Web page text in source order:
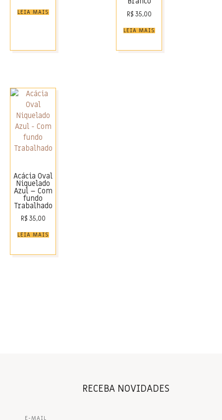
LEIA MAIS R$ 35,00
LEIA MAIS
Acácia Oval
Niquelado
Azul – Com
fundo
Trabalhado
R$ 35,00
LEIA MAIS
RECEBA NOVIDADES